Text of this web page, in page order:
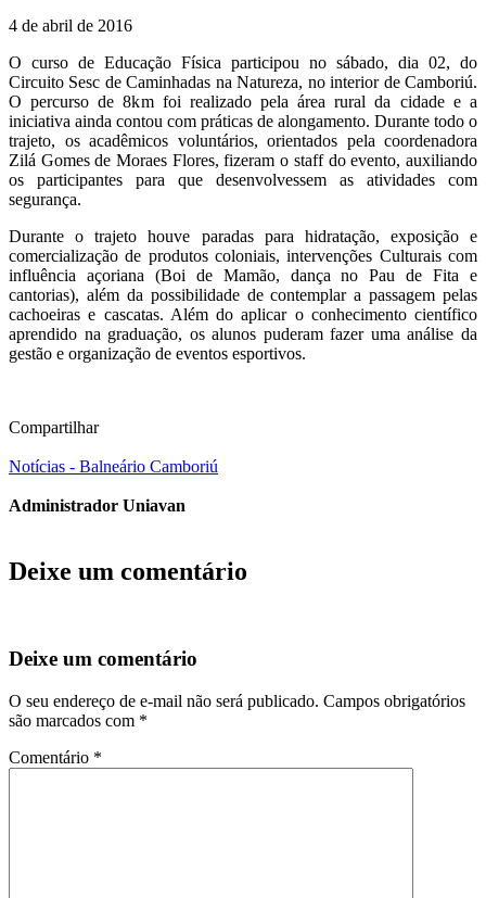
4 de abril de 2016
O curso de Educação Física participou no sábado, dia 02, do
Circuito Sesc de Caminhadas na Natureza, no interior de Camboriú.
O percurso de 8km foi realizado pela área rural da cidade e a
iniciativa ainda contou com práticas de alongamento. Durante todo o
trajeto, os acadêmicos voluntários, orientados pela coordenadora
Zilá Gomes de Moraes Flores, fizeram o staff do evento, auxiliando
os participantes para que desenvolvessem as atividades com
segurança.
Durante o trajeto houve paradas para hidratação, exposição e
comercialização de produtos coloniais, intervenções Culturais com
influência açoriana (Boi de Mamão, dança no Pau de Fita e
cantorias), além da possibilidade de contemplar a passagem pelas
cachoeiras e cascatas. Além do aplicar o conhecimento científico
aprendido na graduação, os alunos puderam fazer uma análise da
gestão e organização de eventos esportivos.
Compartilhar
Notícias - Balneário Camboriú
Administrador Uniavan
Deixe um comentário
Deixe um comentário
O seu endereço de e-mail não será publicado. Campos obrigatórios
são marcados com *
Comentário *